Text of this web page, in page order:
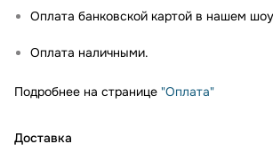
Оплата банковской картой в нашем
Оплата наличными.
Подробнее на странице "Оплата"
Доставка